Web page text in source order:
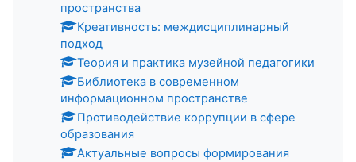
пространства
Креативность: междисциплинарный
подход
Теория и практика музейной педагогики
Библиотека в современном
информационном пространстве
Противодействие коррупции в сфере
образования
Актуальные вопросы формирования